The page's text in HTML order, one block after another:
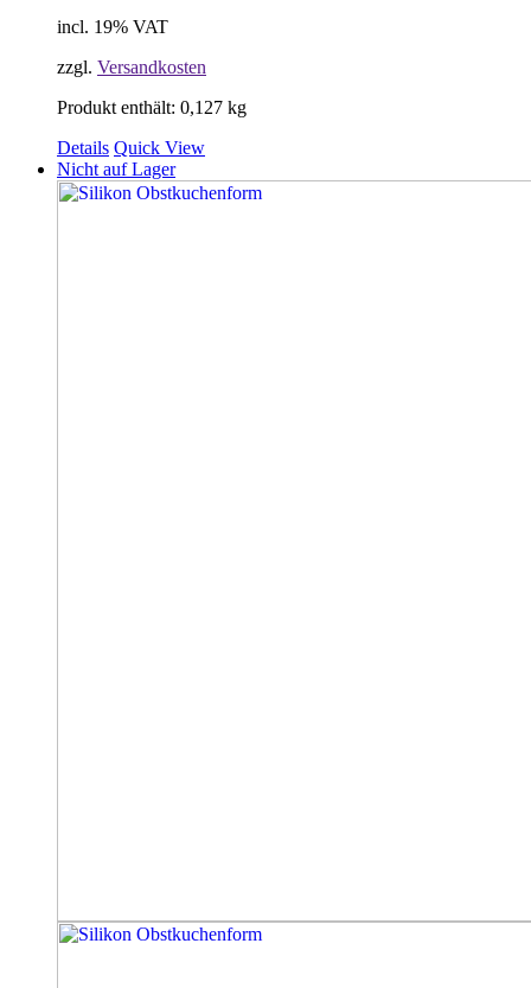
incl. 19% VAT
zzgl. Versandkosten
Produkt enthält: 0,127 kg
Details Quick View
Nicht auf Lager